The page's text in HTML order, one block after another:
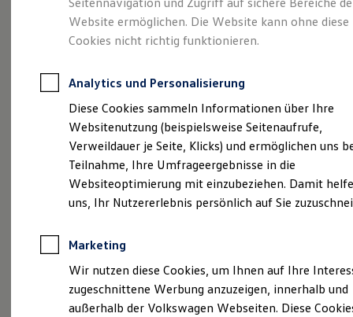
Junge Gebrauchtwagen-Leasing
Elektroauto Leasing
Kleinwagen-Leasing
Leasing ohne Anzahlung
Autokredit mit Schlussrate
Versicherungen und Garantien
Kfz-Versicherung
Restschuldversicherungen
Garantien
Wartungsverträge
Geschäftskunden
Professional Class bei Volkswagen
Großkunden
Behörden
Anpfiff zum Gewinn
Elektroautos
ID. Tutorials
Elektrofahrzeugkonzepte
Sondermodelle
(Impressum & Rechtliches
Website ermöglichen. Die Website kann ohne diese
Cookies nicht richtig funktionieren.
Analytics und Personalisierung
Diese Cookies sammeln Informationen über Ihre
Websitenutzung (beispielsweise Seitenaufrufe,
Verweildauer je Seite, Klicks) und ermöglichen uns
Teilnahme, Ihre Umfrageergebnisse in die
Websiteoptimierung mit einzubeziehen. Damit
uns, Ihr Nutzererlebnis persönlich auf Sie
Marketing
Wir nutzen diese Cookies, um Ihnen auf Ihre
zugeschnittene Werbung anzuzeigen, innerhalb und
außerhalb der Volkswagen Webseiten. Diese